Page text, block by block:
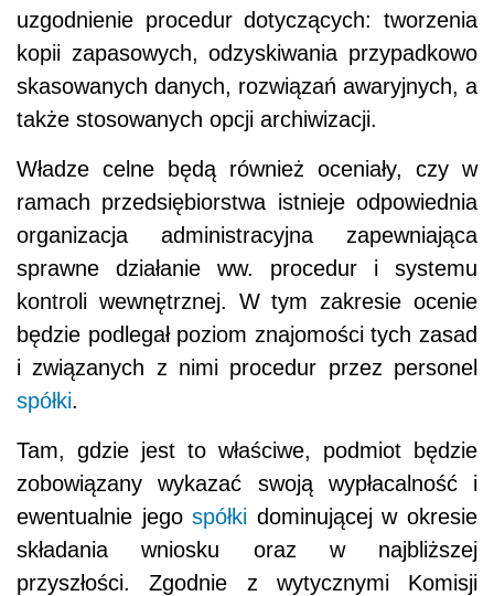
uzgodnienie procedur dotyczących: tworzenia
kopii zapasowych, odzyskiwania przypadkowo
skasowanych danych, rozwiązań awaryjnych, a
także stosowanych opcji archiwizacji.
Władze celne będą również oceniały, czy w
ramach przedsiębiorstwa istnieje odpowiednia
organizacja administracyjna zapewniająca
sprawne działanie ww. procedur i systemu
kontroli wewnętrznej. W tym zakresie ocenie
będzie podlegał poziom znajomości tych zasad
i związanych z nimi procedur przez personel
spółki.
Tam, gdzie jest to właściwe, podmiot będzie
zobowiązany wykazać swoją wypłacalność i
ewentualnie jegospółki dominującej w okresie
składania wniosku oraz w najbliższej
przyszłości. Zgodnie z wytycznymi Komisji